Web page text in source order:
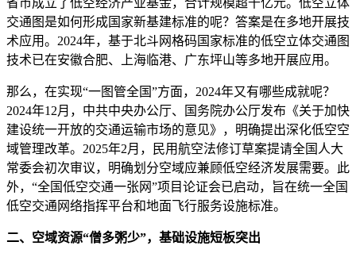
交通图是如何形成国家新基建标准的呢？答案是在多地开展技
术应用。2024年，基于北斗网格码国家标准的低空立体交通图
技术已在安徽合肥、上海临港、广东坪山等多地开展应用。
那么，在实现“一图管全国”方面，2024年又有哪些成就呢？
2024年12月，中共中央办公厅、国务院办公厅发布《关于加快
建设统一开放的交通运输市场的意见》，明确提出深化低空空
域管理改革。2025年2月，民用航空法修订草案提请全国人大
常委会初次审议，明确划分空域应兼顾低空经济发展需要。此
外，“全国低空交通一张网”项目论证会已启动，旨在统一全国
低空交通网络指挥平台和地面飞行服务设施标准。
二、空域资源“僧多粥少”，基础设施短板突出